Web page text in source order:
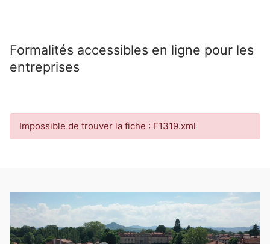
Formalités accessibles en ligne pour les
entreprises
Impossible de trouver la fiche : F1319.xml